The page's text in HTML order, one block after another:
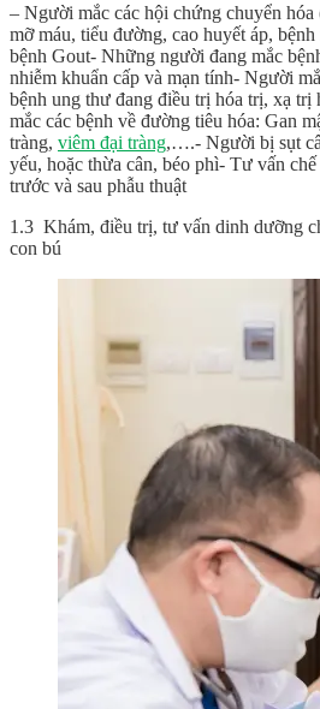
– Người mắc các hội chứng chuyển
mỡ máu, tiểu đường, cao huyết áp,
bệnh Gout- Những người đang mắc
nhiễm khuẩn cấp và mạn tính- Người
bệnh ung thư đang điều trị hóa trị, xạ trị
mắc các bệnh về đường tiêu hóa: Gan
tràng, viêm đại tràng,….- Người bị sụt
yếu, hoặc thừa cân, béo phì- Tư vấn
trước và sau phẫu thuật
1.3 Khám, điều trị, tư vấn dinh dưỡng
con bú